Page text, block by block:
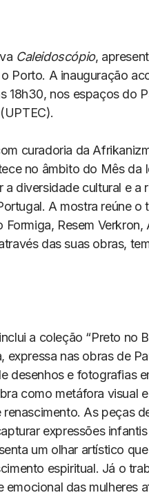
Caleidoscópio,
Porto. A inauguração
18h30, nos espaços do
curadoria da
no âmbito do Mês da
diversidade cultural e a
A mostra reúne o
Formiga, Resem
das suas obras,
a coleção “Preto no
expressa nas obras de
desenhos e fotografias
como metáfora visual
As peças
expressões
um olhar artístico
espiritual. Já o
emocional das mulheres